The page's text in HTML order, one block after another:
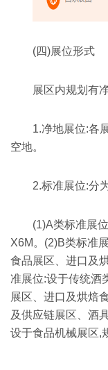
(四)展位形式
展区内规划有
1.净地展位:各
空地。
2.标准展位:分
(1)A类标准展
X6M。(2)B类标准
食品展区、进口及
准展位:设于传统酒
展区、进口及烘焙
及供应链展区、酒
设于食品机械展区,